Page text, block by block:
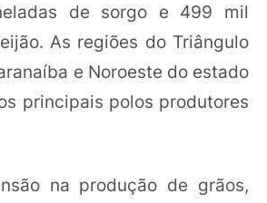
de sorgo e 499 mil
As regiões do Triângulo
e Noroeste do estado
principais polos produtores
na produção de grãos,